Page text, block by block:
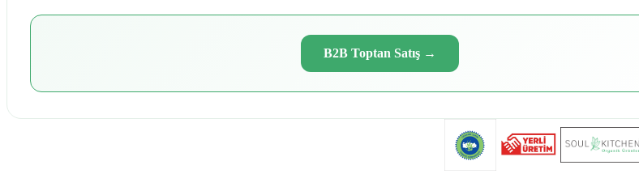
B2B Toptan Satış→